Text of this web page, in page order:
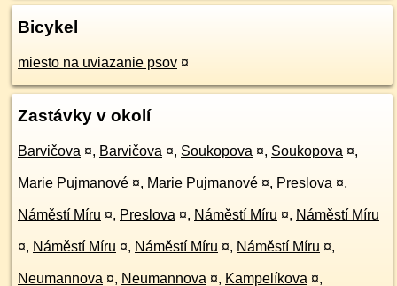
Bicykel
miesto na uviazanie psov ¤
Zastávky v okolí
Barvičova ¤, Barvičova ¤, Soukopova ¤, Soukopova ¤,
Marie Pujmanové ¤, Marie Pujmanové ¤, Preslova ¤,
Náměstí Míru ¤, Preslova ¤, Náměstí Míru ¤, Náměstí Míru
¤, Náměstí Míru ¤, Náměstí Míru ¤, Náměstí Míru ¤,
Neumannova ¤, Neumannova ¤, Kampelíkova ¤,